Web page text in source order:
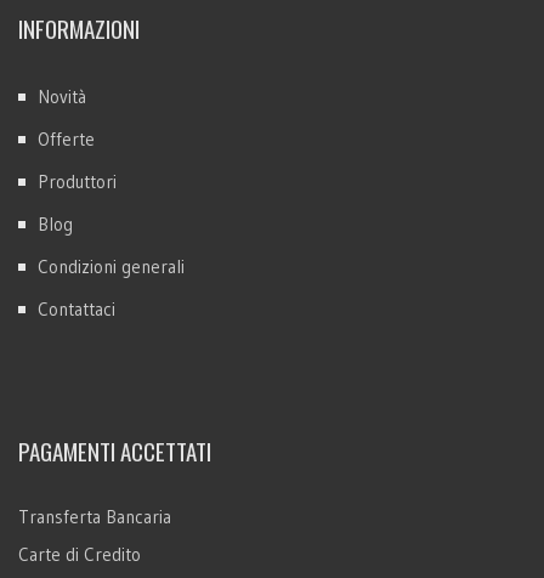
INFORMAZIONI
Novità
Offerte
Produttori
Blog
Condizioni generali
Contattaci
PAGAMENTI ACCETTATI
Transferta Bancaria
Carte di Credito